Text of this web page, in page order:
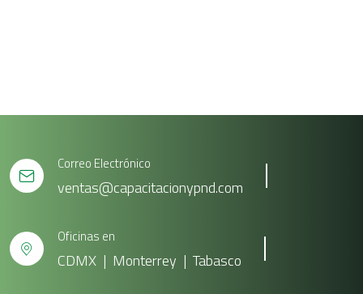
Correo Electrónico
ventas@capacitacionypnd.com
Oficinas en
CDMX | Monterrey | Tabasco